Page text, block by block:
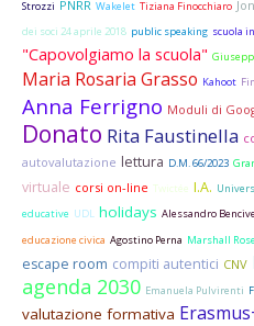
Strozzi PNRR Wakelet Tiziana Finocchiaro
dei soci 24 aprile 2018 public speaking scuola
"Capovolgiamo la scuola"
Maria Rosaria Grasso Kahoot
Anna Ferrigno Moduli di
Donato Rita Faustinella
autovalutazione lettura D.M. 66/2023
virtuale corsi on-line Twictée I.A.
educative UDL holidays Alessandro
educazione civica Agostino Perna Marshall
escape room compiti autentici CNV
agenda 2030 Emanuela Pulvirenti
valutazione formativa